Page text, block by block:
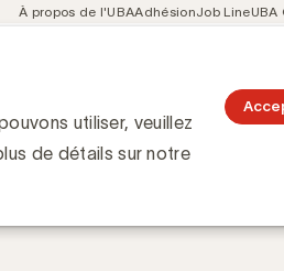
Meta
À propos de l'UBAAdhésionJob LineUBA
utiliser, veuillez
de détails sur notre